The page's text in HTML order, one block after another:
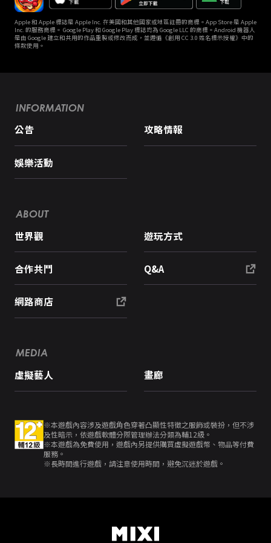
Apple 和 Apple 標誌是 Apple Inc. 在美國和其他國家或地區註冊的商標。App Store 是 Apple
Inc. 的服務商標。 Google Play 和 Google Play 標誌均為 Google LLC 的商標。Android 機器人
是由 Google 建立和共用的作品重製或修改而成，並遵循《創用 CC 3.0 姓名標示授權》中的
條款使用。
INFORMATION
公告 攻略情報
娛樂活動
ABOUT
世界觀 遊玩方式
合作共鬥 Q&A
網路商店
MEDIA
虛擬藝人 畫廊
※本遊戲內容涉及遊戲角色穿著凸顯性特徵之服飾或裝扮，但不涉
及性暗示，依遊戲軟體分際管理辦法分類為輔12級。
※本遊戲為免費使用，遊戲內另提供購買虛擬遊戲幣、物品等付費
服務。
※長時間進行遊戲，請注意使用時間，避免沉迷於遊戲。